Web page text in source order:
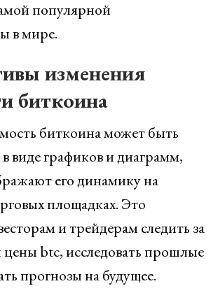
популярной
в мире.
изменения
биткоина
биткоина может быть
виде графиков и диаграмм,
его динамику на
площадках. Это
и трейдерам следить за
btc, исследовать прошлые
прогнозы на будущее.